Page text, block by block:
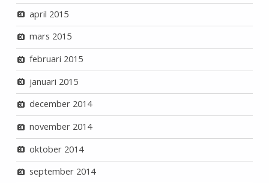
april 2015
mars 2015
februari 2015
januari 2015
december 2014
november 2014
oktober 2014
september 2014